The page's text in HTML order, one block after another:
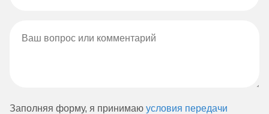
Заполняя форму, я принимаю условия передачи